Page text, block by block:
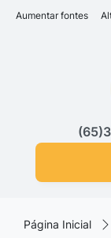
Seção
Ir para o
Ir para o
Aumentar fontes
Página Inicial